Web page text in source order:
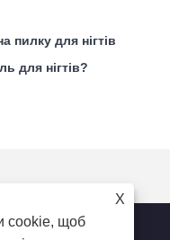
пилку для нігтів
для нігтів?
X
cookie, щоб